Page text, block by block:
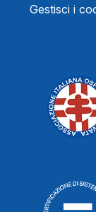
Gestisci i